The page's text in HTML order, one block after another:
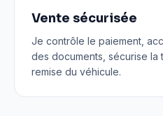
Vente sécurisée
Je contrôle le paiement,
des documents, sécurise la
remise du véhicule.